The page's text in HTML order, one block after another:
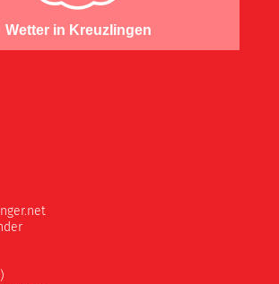
Wetter in Kreuzlingen